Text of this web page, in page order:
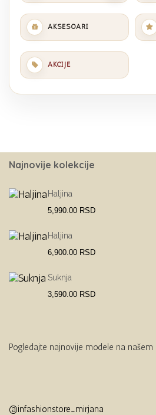
AKSESOARI
AKCIJE
Najnovije kolekcije
Haljina
5,990.00 RSD
Haljina
6,900.00 RSD
Suknja
3,590.00 RSD
Pogledajte najnovije modele na
@infashionstore_mirjana